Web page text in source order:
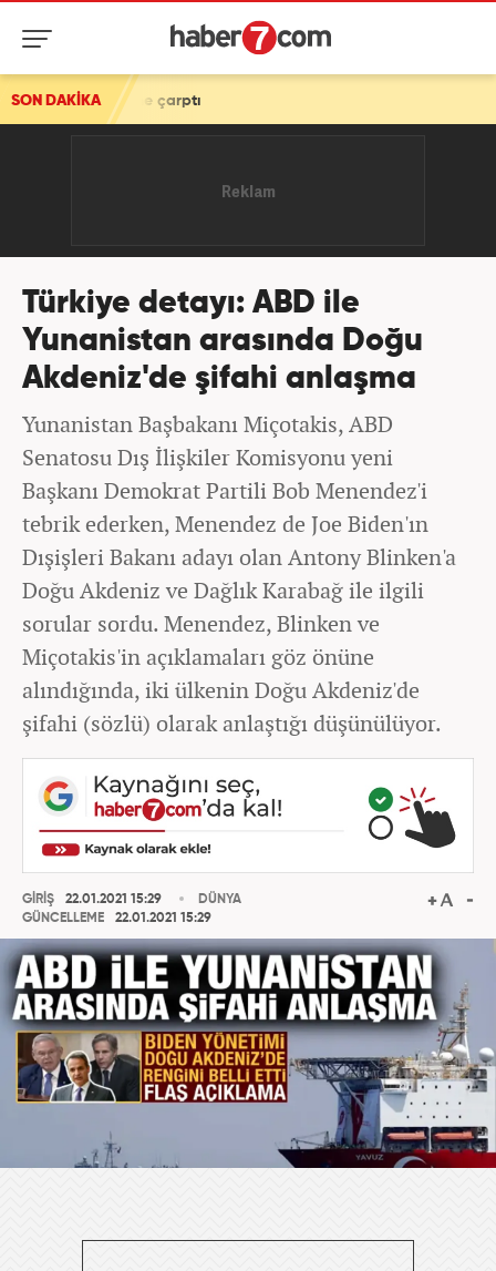
SON DAKİKA
Türkiye detayı: ABD ile
Yunanistan arasında Doğu
Akdeniz'de şifahi anlaşma
Yunanistan Başbakanı Miçotakis, ABD
Senatosu Dış İlişkiler Komisyonu yeni
Başkanı Demokrat Partili Bob Menendez'i
tebrik ederken, Menendez de Joe Biden'ın
Dışişleri Bakanı adayı olan Antony Blinken'a
Doğu Akdeniz ve Dağlık Karabağ ile ilgili
sorular sordu. Menendez, Blinken ve
Miçotakis'in açıklamaları göz önüne
alındığında, iki ülkenin Doğu Akdeniz'de
şifahi (sözlü) olarak anlaştığı düşünülüyor.
GİRİŞ
22.01.2021 15:29
GÜNCELLEME
22.01.2021 15:29
DÜNYA